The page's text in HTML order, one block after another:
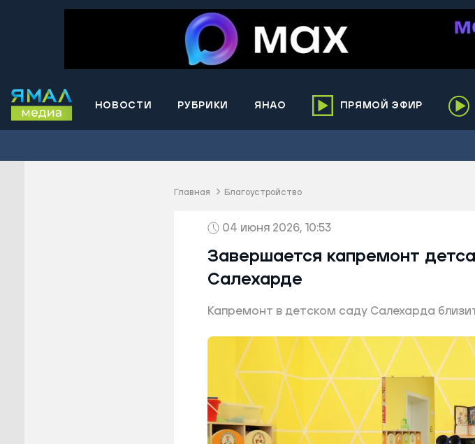
НОВОСТИ РУБРИКИ ЯНАО
район
Муравленко
Ноябрьск
Приуральский район
Салехард
Тарко-Сале
Тазовский район
Шурышкарский район
Ямальский район
ПРЯМОЙ ЭФИР
Главная Благоустройство
04 июня 2026, 10:53
Завершается капремонт
Салехарде
Капремонт в детском саду Салехарда